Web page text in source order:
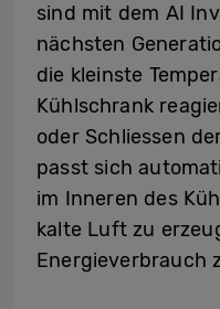
sind mit dem AI
nächsten
die kleinste
Kühlschrank
oder Schliessen
passt sich
im Inneren des
kalte Luft zu
Energieverbrauch